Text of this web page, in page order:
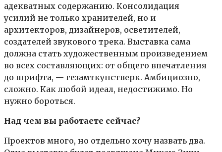
адекватных содержанию. Консолидация
усилий не только хранителей, но и
архитекторов, дизайнеров, осветителей,
создателей звукового трека. Выставка сама
должна стать художественным произведением
во всех составляющих: от общего впечатления
до шрифта, — гезамткунстверк. Амбициозно,
сложно. Как любой идеал, недостижимо. Но
нужно бороться.
Над чем вы работаете сейчас?
Проектов много, но отдельно хочу назвать два.